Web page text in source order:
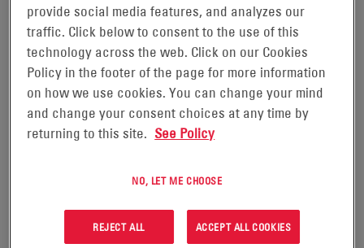
provide social media features, and analyzes our
traffic. Click below to consent to the use of this
technology across the web. Click on our Cookies
Policy in the footer of the page for more information
on how we use cookies. You can change your mind
and change your consent choices at any time by
returning to this site. See Policy
NO, LET ME CHOOSE
REJECT ALL ACCEPT ALL COOKIES